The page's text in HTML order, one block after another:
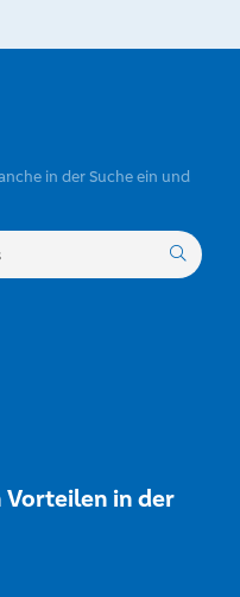
in der Suche ein und
Vorteilen in der